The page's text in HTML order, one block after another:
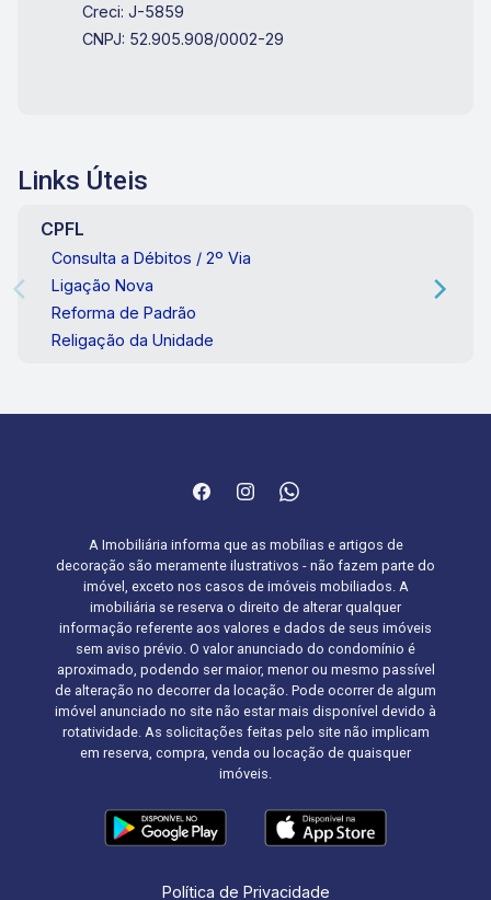
Creci: J-5859
CNPJ: 52.905.908/0002-29
Links Úteis
CPFL
Consulta a Débitos / 2º Via
Ligação Nova
Reforma de Padrão
Religação da Unidade
A Imobiliária informa que as mobílias e artigos de
decoração são meramente ilustrativos - não fazem parte do
imóvel, exceto nos casos de imóveis mobiliados. A
imobiliária se reserva o direito de alterar qualquer
informação referente aos valores e dados de seus imóveis
sem aviso prévio. O valor anunciado do condomínio é
aproximado, podendo ser maior, menor ou mesmo passível
de alteração no decorrer da locação. Pode ocorrer de algum
imóvel anunciado no site não estar mais disponível devido à
rotatividade. As solicitações feitas pelo site não implicam
em reserva, compra, venda ou locação de quaisquer
imóveis.
Política de Privacidade